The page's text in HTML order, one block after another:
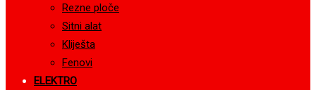
Rezne ploče
Sitni alat
Kliješta
Fenovi
ELEKTRO